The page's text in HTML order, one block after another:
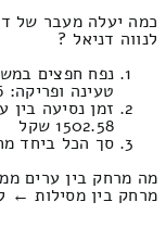
לנווה דניאל ?
טעינה ופריקה: 1280.16 ₪
1502.58 שקל
סך הכל ביחד מחיר
מה מרחק בין ערים
מרחק בין מסילות ← לנווה